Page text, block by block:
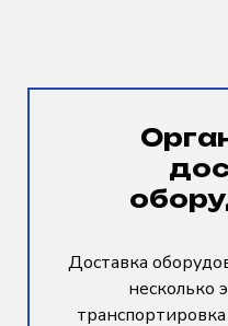
Доставка
несколько